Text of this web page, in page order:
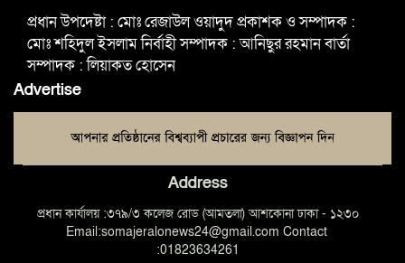
আংশিক কমিটি, ৩০ দিনে পূর্ণাঙ্গ করার
নির্দেশ
মুক্তাগাছায় দাওগাঁও এ চিহ্নিত মাদক
প্রতিবাদে বিক্ষোভ সমাবেশ
প্রধান উপদেষ্টা : মোঃ রেজাউল ওয়াদুদ প্রকাশক ও সম্পাদক :
মোঃ শহিদুল ইসলাম নির্বাহী সম্পাদক : আনিছুর রহমান বার্তা
সম্পাদক : লিয়াকত হোসেন
Advertise
Address
প্রধান কার্যালয় :৩৭৯/৩ কলেজ রোড (আমতলা) আশকোনা ঢাকা - ১২৩০
Email:somajeralonews24@gmail.com Contact
:01823634261